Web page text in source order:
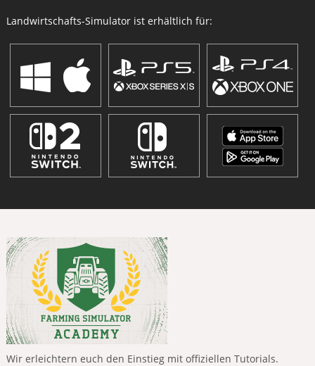
Landwirtschafts-Simulator ist erhältlich für:
Wir erleichtern euch den Einstieg mit offiziellen Tutorials.